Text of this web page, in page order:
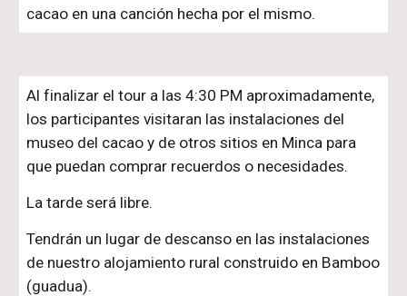
cacao en una canción hecha por el mismo.
Al finalizar el tour a las 4:30 PM aproximadamente,
los participantes visitaran las instalaciones del
museo del cacao y de otros sitios en Minca para
que puedan comprar recuerdos o necesidades.
La tarde será libre.
Tendrán un lugar de descanso en las instalaciones
de nuestro alojamiento rural construido en Bamboo
(guadua).